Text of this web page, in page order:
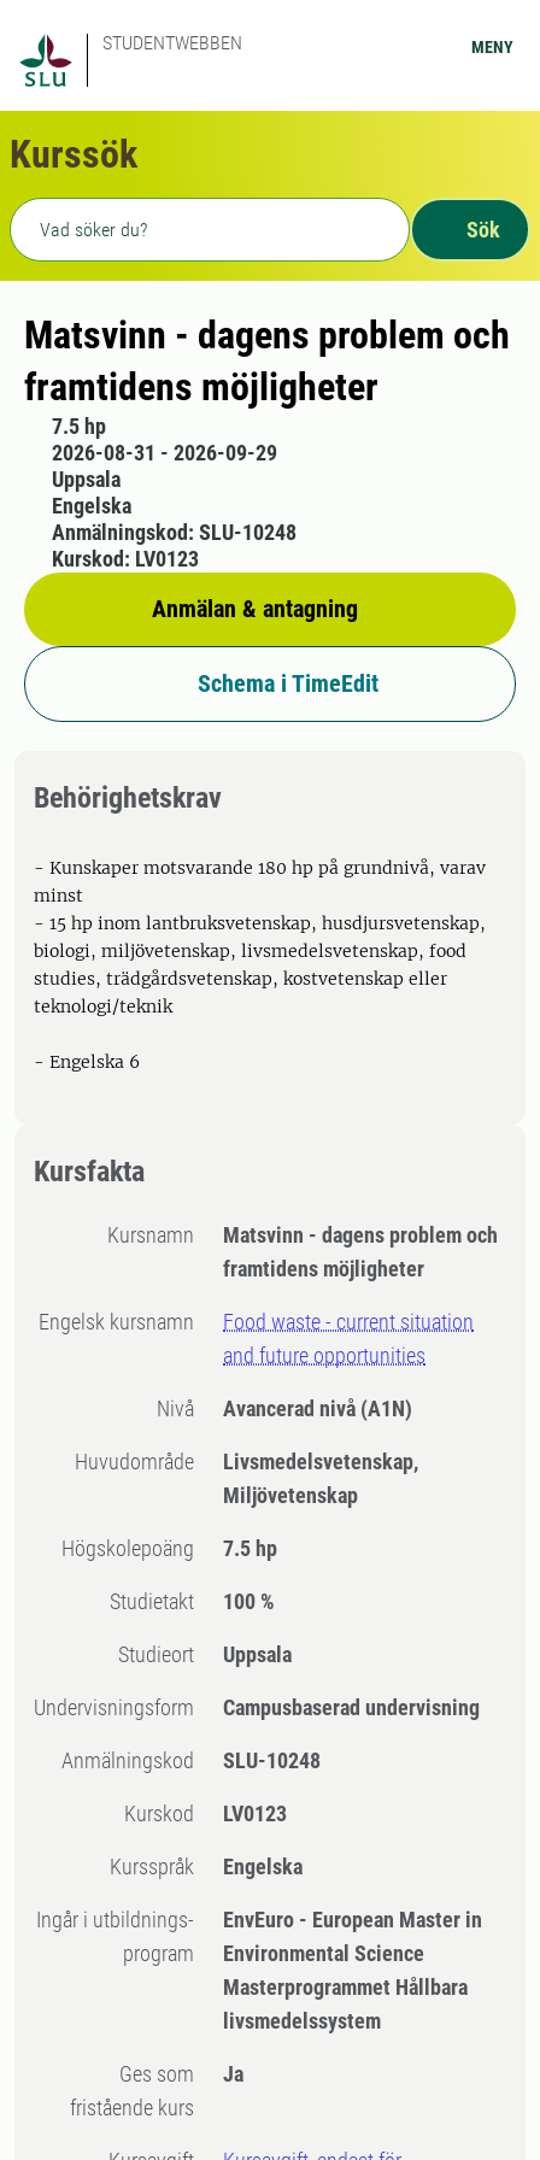
STUDENTWEBBEN MENY
Kurssök
Fritext sökning
Sök
Matsvinn - dagens problem och
framtidens möjligheter
7.5 hp
2026-08-31 - 2026-09-29
Uppsala
Engelska
Anmälan & antagning
Anmälningskod: SLU-10248
Kurskod: LV0123
Schema i TimeEdit
Behörighetskrav
- Kunskaper motsvarande 180 hp på grundnivå, varav
minst
- 15 hp inom lantbruksvetenskap, husdjursvetenskap,
biologi, miljövetenskap, livsmedelsvetenskap, food
studies, trädgårdsvetenskap, kostvetenskap eller
teknologi/teknik
- Engelska 6
Kursfakta
Kursnamn
Matsvinn - dagens problem och
framtidens möjligheter
Engelsk kursnamn
Food waste - current situation
and future opportunities
Nivå Avancerad nivå (A1N)
Huvudområde
Livsmedelsvetenskap,
Miljövetenskap
högskolepoäng 7.5 hp
Studietakt 100 %
Studieort Uppsala
Undervisningsform Campusbaserad undervisning
Anmälningskod SLU-10248
Kurskod LV0123
Kursspråk Engelska
Ingår i utbildnings-
program
EnvEuro - European Master in
Environmental Science
Masterprogrammet Hållbara
livsmedelssystem
Ges som
fristående kurs
Ja